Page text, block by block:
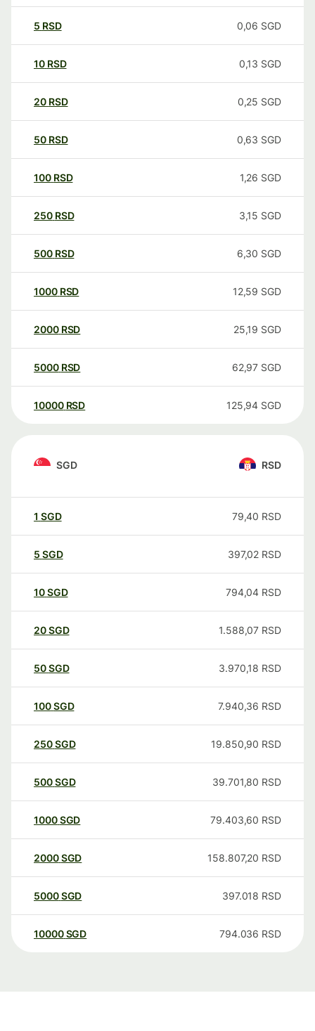
5 RSD 0,06 SGD
10 RSD 0,13 SGD
20 RSD 0,25 SGD
50 RSD 0,63 SGD
100 RSD 1,26 SGD
250 RSD 3,15 SGD
500 RSD 6,30 SGD
1000 RSD 12,59 SGD
2000 RSD 25,19 SGD
5000 RSD 62,97 SGD
10000 RSD 125,94 SGD
SGD RSD
1 SGD 79,40 RSD
5 SGD 397,02 RSD
10SGD 794,04 RSD
20SGD 1.588,07 RSD
50SGD 3.970,18 RSD
100SGD 7.940,36 RSD
250SGD 19.850,90 RSD
500SGD 39.701,80 RSD
1000SGD 79.403,60 RSD
2000SGD 158.807,20 RSD
5000SGD 397.018 RSD
10000 SGD 794.036 RSD